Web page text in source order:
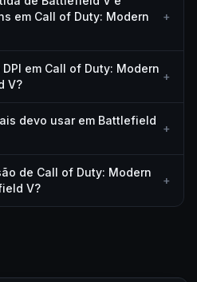
em Call of Duty: Modern
+
em Call of Duty: Modern
V?
+
devo usar em Battlefield
+
de Call of Duty: Modern
V?
+